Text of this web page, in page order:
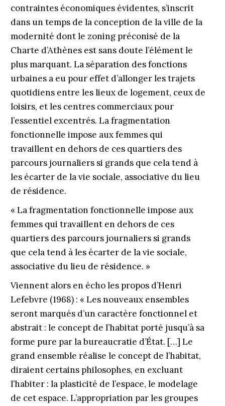
contraintes économiques évidentes, s’inscrit
dans un temps de la conception de la ville de la
modernité dont le zoning préconisé de la
Charte d’Athènes est sans doute l’élément le
plus marquant. La séparation des fonctions
urbaines a eu pour effet d’allonger les trajets
quotidiens entre les lieux de logement, ceux de
loisirs, et les centres commerciaux pour
l’essentiel excentrés. La fragmentation
fonctionnelle impose aux femmes qui
travaillent en dehors de ces quartiers des
parcours journaliers si grands que cela tend à
les écarter de la vie sociale, associative du lieu
de résidence.
« La fragmentation fonctionnelle impose aux
femmes qui travaillent en dehors de ces
quartiers des parcours journaliers si grands
que cela tend à les écarter de la vie sociale,
associative du lieu de résidence. »
Viennent alors en écho les propos d’Henri
Lefebvre (1968) : « Les nouveaux ensembles
seront marqués d’un caractère fonctionnel et
abstrait : le concept de l’habitat porté jusqu’à sa
forme pure par la bureaucratie d’État. […] Le
grand ensemble réalise le concept de l’habitat,
diraient certains philosophes, en excluant
l’habiter : la plasticité de l’espace, le modelage
de cet espace. L’appropriation par les groupes